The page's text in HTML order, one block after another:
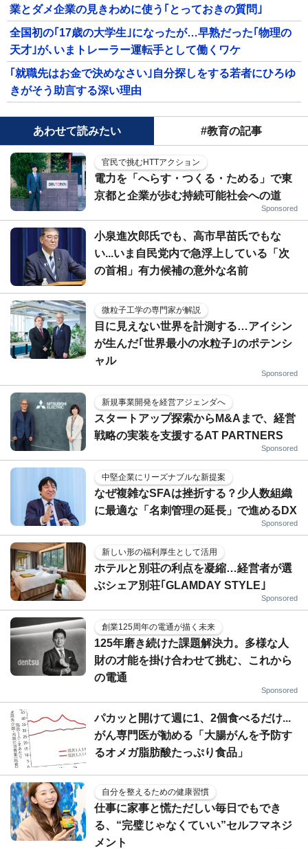
業とダメ企業の見きわめに使う｢とっておきの質問｣
全国初の｢17歳の大学生｣になったが…早熟だった｢物理の
天才｣が､いまトレーラー運転手として働くワケ
｢就職先はお金で決めなさい｣自分探しをする若者にひろゆ
きがそう助言する深い理由
あわせて読みたい #教育の記事
官民で挑むHTTアクション
電力を「へらす・つくる・ためる」で東
京都と企業が歩む持続可能社会への道
Sponsored
小泉進次郎氏でも、高市早苗氏でもな
い...いま自民党内で急浮上している「次
の首相」有力候補の意外な名前
微粒子工学の専門家が解説
目に見えない世界を計測する…アイシン
が生んだ｢世界最小の水粒子｣のポテンシ
ャル
Sponsored
新規事業開発を経営アジェンダへ
スタートアップ探索からM&Aまで、経営
戦略の実装を支援するAT PARTNERS
Sponsored
中堅企業にリーズナブルな新提案
なぜ複雑なSFAは挫折する？少人数組織
に最適な「名刺管理の延長」で進めるDX
Sponsored
新しい形の福利厚生として活用
ホテルと別荘の利点を凝縮…経営者が選
ぶシェア別荘｢GLAMDAY STYLE｣
Sponsored
創業125周年の電通が描く未来
125年磨き続けた課題解決力。多様な人
財の才能を掛け合わせて挑む、これから
の電通
Sponsored
パカッと開けて週に1、2個食べるだけ...
がん専門医が勧める「大腸がんを予防す
るオメガ脂肪酸たっぷり食品」
自分を整えるための健康習慣
仕事に家事と慌ただしい毎日でもでき
る、“完璧じゃなくていい”セルフマネジ
メント